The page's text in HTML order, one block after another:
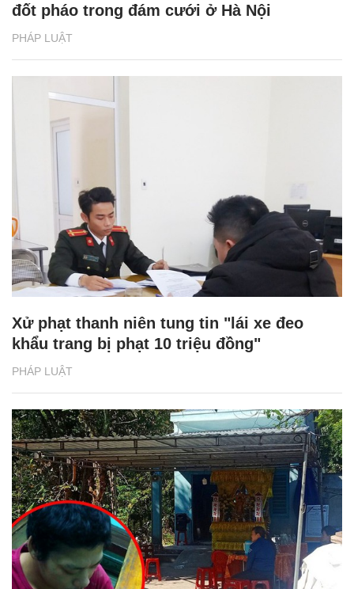
PHÁP LUẬT
đốt pháo trong đám cưới ở Hà Nội
PHÁP LUẬT
Xử phạt thanh niên tung tin "lái xe đeo
khẩu trang bị phạt 10 triệu đồng"